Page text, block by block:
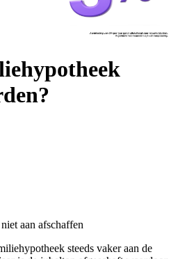
aan afschaffen
steeds vaker aan de